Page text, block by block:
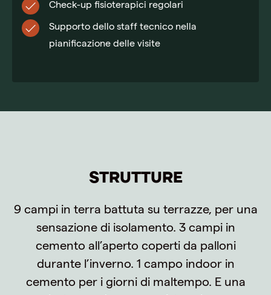
Check-up fisioterapici regolari
Supporto dello staff tecnico nella
pianificazione delle visite
STRUTTURE
9 campi in terra battuta su terrazze, per una
sensazione di isolamento. 3 campi in
cemento all’aperto coperti da palloni
durante l’inverno. 1 campo indoor in
cemento per i giorni di maltempo. E una